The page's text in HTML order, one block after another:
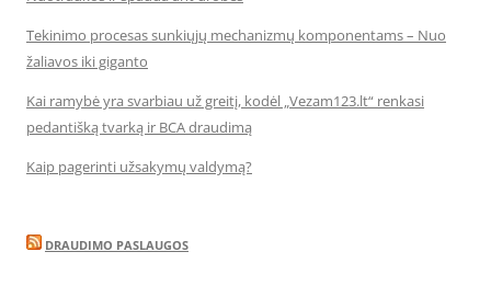
Tekinimo procesas sunkiųjų mechanizmų komponentams – Nuo
žaliavos iki giganto
Kai ramybė yra svarbiau už greitį, kodėl „Vezam123.lt“ renkasi
pedantišką tvarką ir BCA draudimą
Kaip pagerinti užsakymų valdymą?
DRAUDIMO PASLAUGOS